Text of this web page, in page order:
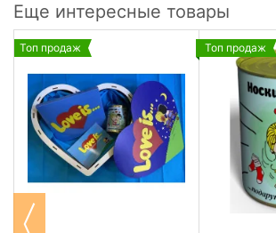
Еще интересные товары
Топ продаж Топ продаж